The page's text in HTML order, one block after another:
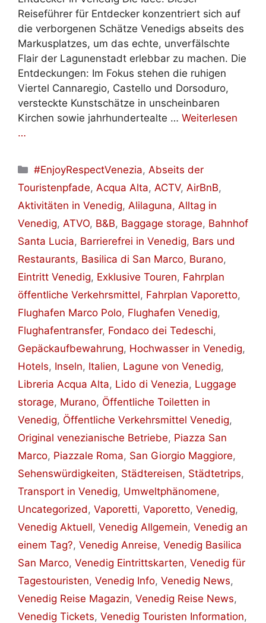
Reiseführer für Entdecker konzentriert sich auf
die verborgenen Schätze Venedigs abseits des
Markusplatzes, um das echte, unverfälschte
Flair der Lagunenstadt erlebbar zu machen. Die
Entdeckungen: Im Fokus stehen die ruhigen
Viertel Cannaregio, Castello und Dorsoduro,
versteckte Kunstschätze in unscheinbaren
Kirchen sowie jahrhundertealte … Weiterlesen
…
Kategorien
#EnjoyRespectVenezia,Abseits der
Touristenpfade, Acqua Alta, ACTV, AirBnB,
Aktivitäten in Venedig, Alilaguna, Alltag in
Venedig, ATVO, B&B, Baggage storage, Bahnhof
Santa Lucia, Barrierefrei in Venedig, Bars und
Restaurants, Basilica di San Marco, Burano,
Eintritt Venedig, Exklusive Touren, Fahrplan
öffentliche Verkehrsmittel, Fahrplan Vaporetto,
Flughafen Marco Polo, Flughafen Venedig,
Flughafentransfer, Fondaco dei Tedeschi,
Gepäckaufbewahrung, Hochwasser in Venedig,
Hotels, Inseln, Italien, Lagune von Venedig,
Libreria Acqua Alta, Lido di Venezia, Luggage
storage, Murano, Öffentliche Toiletten in
Venedig, Öffentliche Verkehrsmittel Venedig,
Original venezianische Betriebe, Piazza San
Marco, Piazzale Roma, San Giorgio Maggiore,
Sehenswürdigkeiten, Städtereisen, Städtetrips,
Transport in Venedig, Umweltphänomene,
Uncategorized, Vaporetti, Vaporetto, Venedig,
Venedig Aktuell, Venedig Allgemein, Venedig an
einem Tag?, Venedig Anreise, Venedig Basilica
San Marco, Venedig Eintrittskarten, Venedig für
Tagestouristen, Venedig Info, Venedig News,
Venedig Reise Magazin, Venedig Reise News,
Venedig Tickets, Venedig Touristen Information,